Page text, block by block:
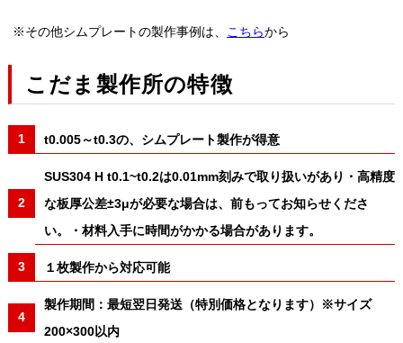
※その他シムプレートの製作事例は、 こちらから
こだま製作所の特徴
t0.005～t0.3の、シムプレート製作が得意
SUS304 H t0.1~t0.2は0.01mm刻みで取り扱いがあり・高精度
な板厚公差±3μが必要な場合は、前もってお知らせくださ
い。・材料入手に時間がかかる場合があります。
１枚製作から対応可能
製作期間：最短翌日発送（特別価格となります）※サイズ
200×300以内